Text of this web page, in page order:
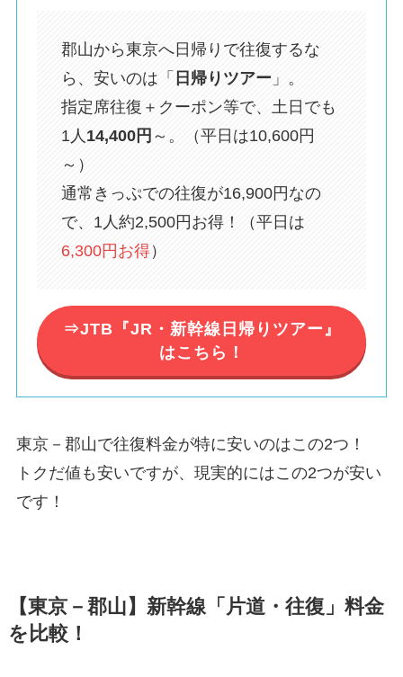
郡山から東京へ日帰りで往復するな
ら、安いのは「 日帰りツアー 」。
指定席往復＋クーポン等で、土日でも
1人 14,400円 ～。（平日は10,600円
～）
通常きっぷでの往復が16,900円なの
で、1人約2,500円お得！（平日は
6,300円お得）
⇒JTB『JR・新幹線日帰りツアー』
はこちら！
東京－郡山で往復料金が特に安いのはこの2つ！
トクだ値も安いですが、現実的にはこの2つが安い
です！
【東京－郡山】新幹線「片道・往復」料金
を比較！